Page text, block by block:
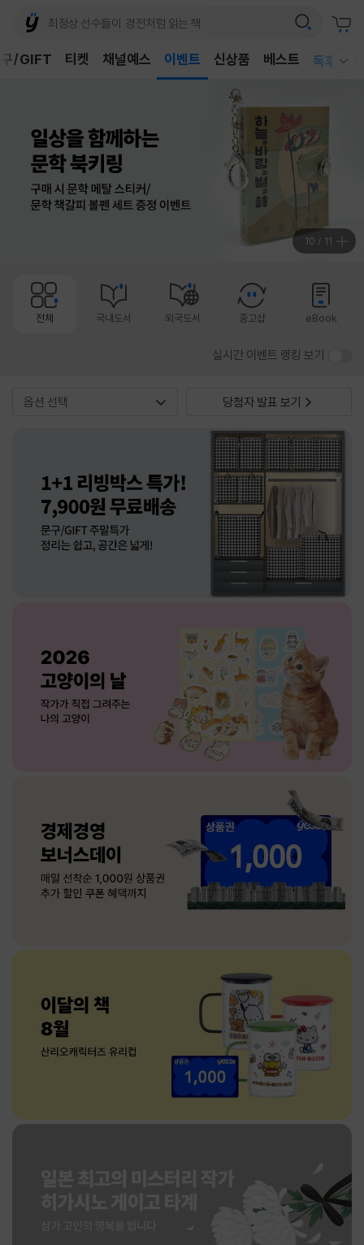
채널예스 이벤트 신상품 베스트
독후감
/GIFT 티켓
10 / 11
전체 국내도서 외국도서 중고샵 eBook
실시간 이벤트 랭킹 보기
당첨자 발표 보기